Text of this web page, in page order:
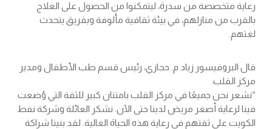
رعاية متخصصة من سدرة، ليتمكنوا من الحصول على العلاج
بالقرب من منازلهم، في بيئة ثقافية مألوفة وبفريق يتحدث
لغتهم.
قال البروفيسور زياد م. حجازي، رئيس قسم طب الأطفال ومدير
مركز القلب:
“نشعر نحن جميعًا في مركز القلب بامتنان كبير للثقة التي وُضعت
فينا لرعاية أصغر مريض لدينا حتى الآن. نشكر العائلة وشركة نفط
الكويت على ثقتهم في رعاية هذه الحياة الغالية. لقد بنينا شراكة